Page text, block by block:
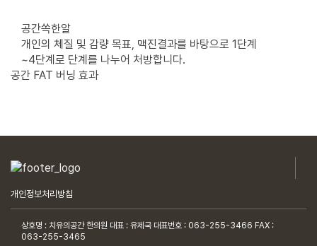
공간쏙한알
개인의 체질 및 감량 목표, 맥진결과를 바탕으로 1단계
~4단계로 단계를 나누어 처방합니다.
공간 FAT 버닝 효과
개인정보처리방침
상호명 : 치유의공간 한의원 대표 : 유제국 대표번호 : 063-255-3466 FAX :
063-255-3465